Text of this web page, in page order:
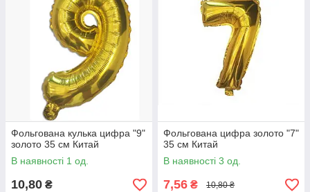
Фольгована кулька цифра "9"
золото 35 см Китай
В наявності 1 од.
10,80 ₴
Фольгована цифра золото "7"
35 см Китай
В наявності 3 од.
7,56 ₴ 10,80 ₴